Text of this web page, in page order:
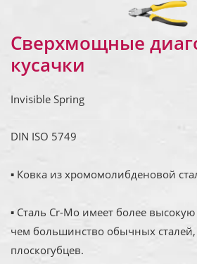
Сверхмощные
кусачки
Invisible Spring
DIN ISO 5749
▪ Ковка из хромомолибденовой
▪ Сталь Cr-Mo имеет более высокую
чем большинство обычных
плоскогубцев.